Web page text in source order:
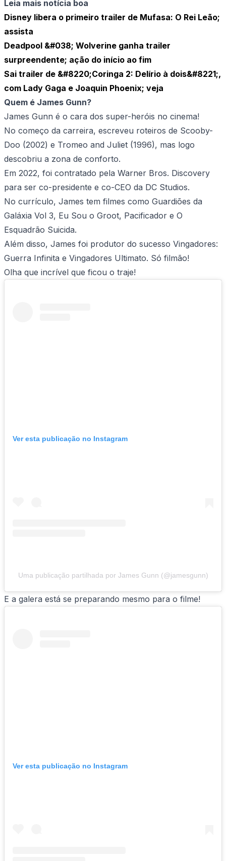
Leia mais notícia boa
Disney libera o primeiro trailer de Mufasa: O Rei Leão;
assista
Deadpool &#038; Wolverine ganha trailer
surpreendente; ação do início ao fim
Sai trailer de &#8220;Coringa 2: Delírio à dois&#8221;,
com Lady Gaga e Joaquin Phoenix; veja
Quem é James Gunn?
James Gunn é o cara dos super-heróis no cinema!
No começo da carreira, escreveu roteiros de Scooby-
Doo (2002) e Tromeo and Juliet (1996), mas logo
descobriu a zona de conforto.
Em 2022, foi contratado pela Warner Bros. Discovery
para ser co-presidente e co-CEO da DC Studios.
No currículo, James tem filmes como Guardiões da
Galáxia Vol 3, Eu Sou o Groot, Pacificador e O
Esquadrão Suicida.
Além disso, James foi produtor do sucesso Vingadores:
Guerra Infinita e Vingadores Ultimato. Só filmão!
Olha que incrível que ficou o traje!
Ver esta publicação no Instagram
Uma publicação partilhada por James Gunn (@jamesgunn)
E a galera está se preparando mesmo para o filme!
Ver esta publicação no Instagram